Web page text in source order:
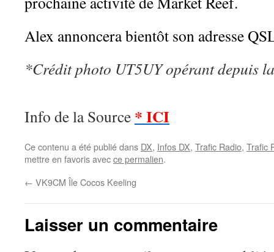
Alex annoncera bientôt son adresse
*Crédit photo UT5UY opérant depuis
Info de la Source * ICI
Ce contenu a été publié dans DX, Infos DX, Trafic Radio, Trafic
mettre en favoris avecce permalien.
← VK9CM Île Cocos Keeling
Laisser un commentaire